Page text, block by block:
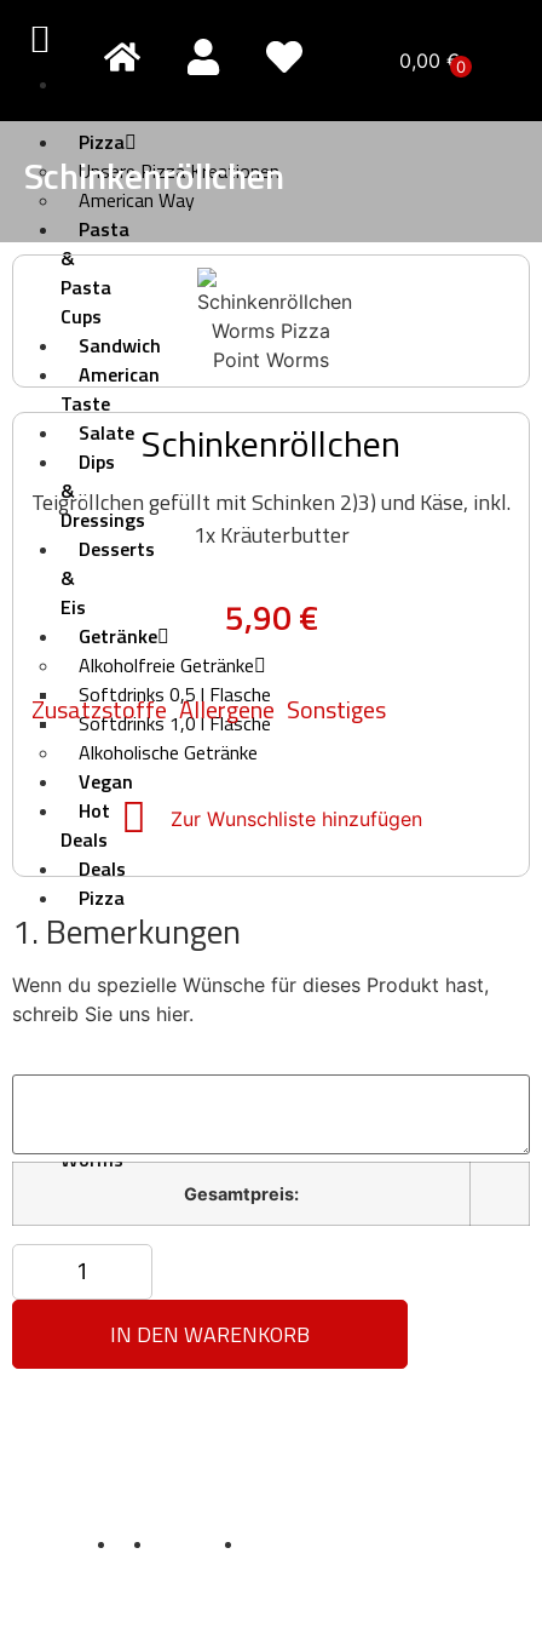
Pizza
Unsere Pizza Kreationen
American Way
Pasta
&
Pasta
Cups
Sandwich
American
Taste
Salate
Dips
&
Dressings
Desserts
&
Eis
Getränke
Alkoholfreie Getränke
Softdrinks 0,5 l Flasche
Softdrinks 1,0 l Flasche
Alkoholische Getränke
Vegan
Hot
Deals
Deals
Pizza
Börse
uns
Häufige
–
Worms
0,00€0
Schinkenröllchen
Schinkenröllchen
Teigröllchen gefüllt mit Schinken 2)3) und Käse, inkl.
1x Kräuterbutter
5,90€
Zusatzstoffe Allergene Sonstiges
Zur Wunschliste hinzufügen
1. Bemerkungen
Wenn du spezielle Wünsche für dieses Produkt hast,
schreib Sie uns hier.
Gesamtpreis:
IN DEN WARENKORB
Datenschutz AGB Impressum